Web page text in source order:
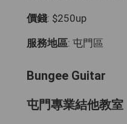
價錢: $250up
服務地區: 屯門區
Bungee Guitar
屯門專業結他教室